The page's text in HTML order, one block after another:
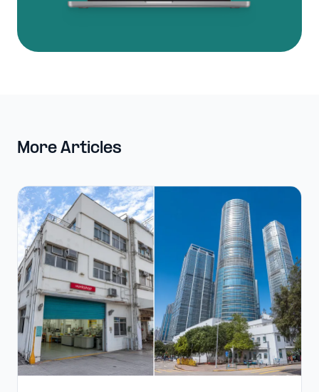
More Articles